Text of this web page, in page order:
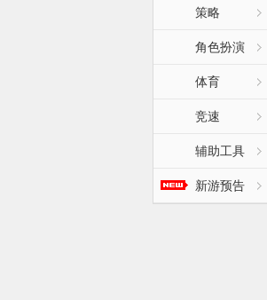
策略
角色扮演
体育
竞速
辅助工具
新游预告